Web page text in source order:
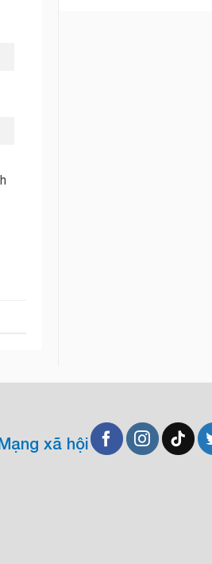
xã hội